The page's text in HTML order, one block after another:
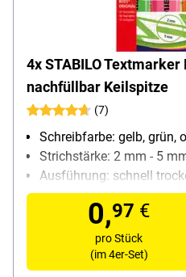
4x STABILO Textmarker
nachfüllbar Keilspitze
(7)
Schreibfarbe: gelb, grün,
Strichstärke: 2 mm - 5
Ausführung: schnell
Offenlagerfähigkeit,
Besonderheiten: starke
Stunden offenlagerfähig
Inhalt pro Pack: 4 Stück
0,97 €
pro Stück
(im 4er-Set)